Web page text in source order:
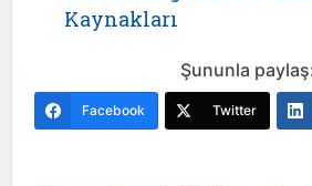
Kaynakları
Şununla
Facebook Twitter